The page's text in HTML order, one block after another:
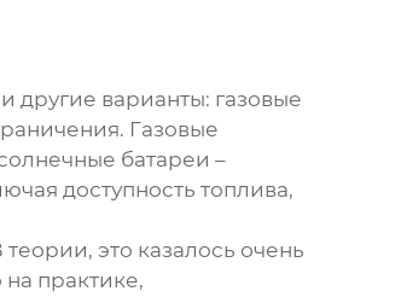
другие варианты: газовые
Газовые
батареи –
доступность топлива,
это казалось очень
практике,